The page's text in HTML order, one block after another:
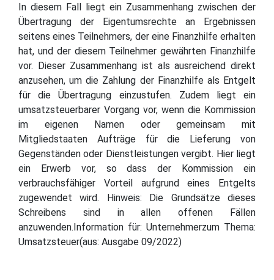
In diesem Fall liegt ein Zusammenhang zwischen der
Übertragung der Eigentumsrechte an Ergebnissen
seitens eines Teilnehmers, der eine Finanzhilfe erhalten
hat, und der diesem Teilnehmer gewährten Finanzhilfe
vor. Dieser Zusammenhang ist als ausreichend direkt
anzusehen, um die Zahlung der Finanzhilfe als Entgelt
für die Übertragung einzustufen. Zudem liegt ein
umsatzsteuerbarer Vorgang vor, wenn die Kommission
im eigenen Namen oder gemeinsam mit
Mitgliedstaaten Aufträge für die Lieferung von
Gegenständen oder Dienstleistungen vergibt. Hier liegt
ein Erwerb vor, so dass der Kommission ein
verbrauchsfähiger Vorteil aufgrund eines Entgelts
zugewendet wird. Hinweis: Die Grundsätze dieses
Schreibens sind in allen offenen Fällen
anzuwenden.Information für: Unternehmerzum Thema:
Umsatzsteuer(aus: Ausgabe 09/2022)